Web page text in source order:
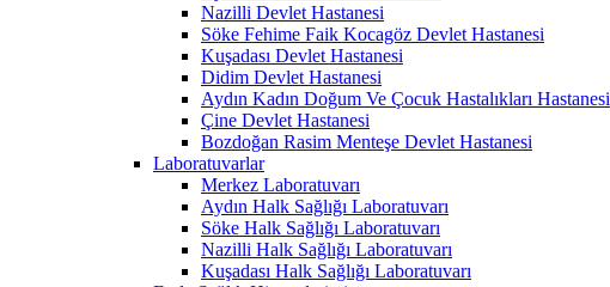
Nazilli Devlet Hastanesi
Söke Fehime Faik Kocagöz Devlet Hastanesi
Kuşadası Devlet Hastanesi
Didim Devlet Hastanesi
Aydın Kadın Doğum Ve Çocuk Hastalıkları Hastanesi
Çine Devlet Hastanesi
Bozdoğan Rasim Menteşe Devlet Hastanesi
Laboratuvarlar
Merkez Laboratuvarı
Aydın Halk Sağlığı Laboratuvarı
Söke Halk Sağlığı Laboratuvarı
Nazilli Halk Sağlığı Laboratuvarı
Kuşadası Halk Sağlığı Laboratuvarı